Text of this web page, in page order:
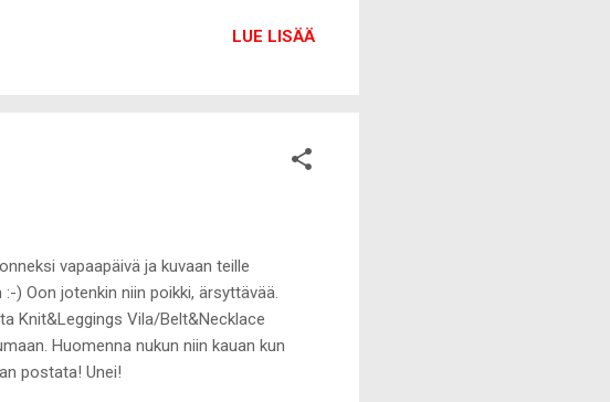
LUE LISÄÄ
vapaapäivä ja kuvaan teille
) Oon jotenkin niin poikki, ärsyttävää.
Knit&Leggings Vila/Belt&Necklace
Huomenna nukun niin kauan kun
postata! Unei!